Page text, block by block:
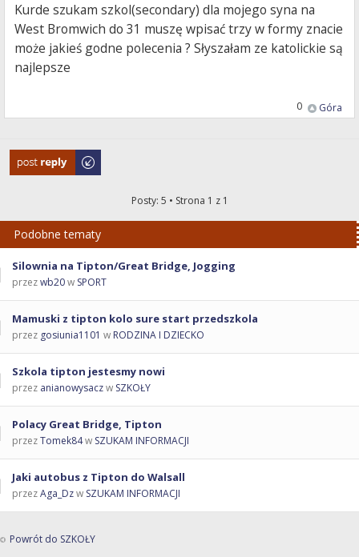
Kurde szukam szkol(secondary) dla mojego syna na
West Bromwich do 31 muszę wpisać trzy w formy znacie
może jakieś godne polecenia ? Słyszałam ze katolickie są
najlepsze
Góra
0
Odpowiedz
Posty: 5 • Strona 1 z 1
Podobne tematy
Silownia na Tipton/Great Bridge, Jogging
przezwb20w SPORT
Mamuski z tipton kolo sure start przedszkola
przez gosiunia1101 w RODZINA I DZIECKO
Szkola tipton jestesmy nowi
przez anianowysaczw SZKOŁY
Polacy Great Bridge, Tipton
przezTomek84w SZUKAM INFORMACJI
Jaki autobus z Tipton do Walsall
przezAga_Dzw SZUKAM INFORMACJI
Powrót do SZKOŁY